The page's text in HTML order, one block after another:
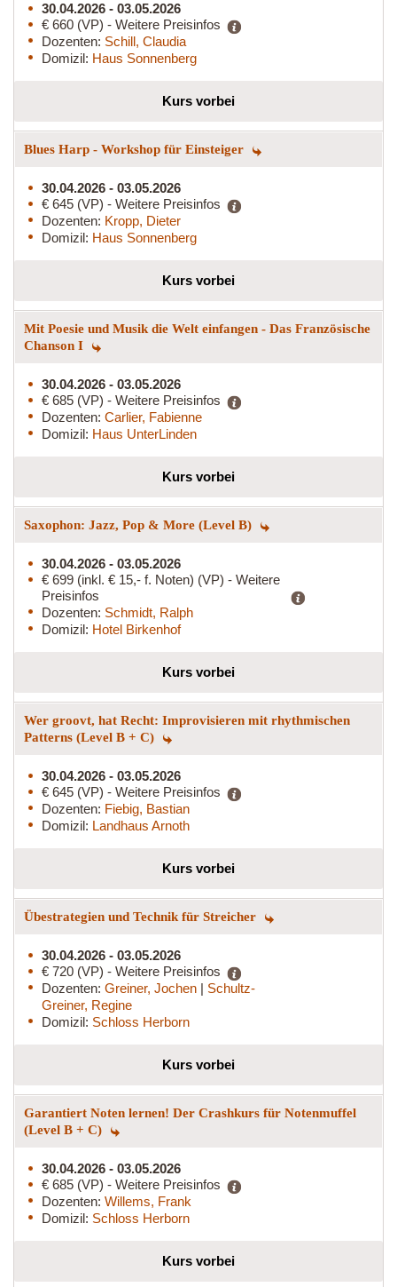
30.04.2026 - 03.05.2026
€ 660 (VP) - Weitere Preisinfos
Dozenten: Schill, Claudia
Domizil: Haus Sonnenberg
Kurs vorbei
Blues Harp - Workshop für Einsteiger
30.04.2026 - 03.05.2026
€ 645 (VP) - Weitere Preisinfos
Dozenten: Kropp, Dieter
Domizil: Haus Sonnenberg
Kurs vorbei
Mit Poesie und Musik die Welt einfangen - Das Französische
Chanson I
30.04.2026 - 03.05.2026
€ 685 (VP) - Weitere Preisinfos
Dozenten: Carlier, Fabienne
Domizil: Haus UnterLinden
Kurs vorbei
Saxophon: Jazz, Pop & More (Level B)
30.04.2026 - 03.05.2026
€ 699 (inkl. € 15,- f. Noten) (VP) - Weitere
Preisinfos
Dozenten: Schmidt, Ralph
Domizil: Hotel Birkenhof
Kurs vorbei
Wer groovt, hat Recht: Improvisieren mit rhythmischen
Patterns (Level B + C)
30.04.2026 - 03.05.2026
€ 645 (VP) - Weitere Preisinfos
Dozenten: Fiebig, Bastian
Domizil: Landhaus Arnoth
Kurs vorbei
Übestrategien und Technik für Streicher
30.04.2026 - 03.05.2026
€ 720 (VP) - Weitere Preisinfos
Dozenten: Greiner, Jochen | Schultz-
Greiner, Regine
Domizil: Schloss Herborn
Kurs vorbei
Garantiert Noten lernen! Der Crashkurs für Notenmuffel
(Level B + C)
30.04.2026 - 03.05.2026
€ 685 (VP) - Weitere Preisinfos
Dozenten: Willems, Frank
Domizil: Schloss Herborn
Kurs vorbei